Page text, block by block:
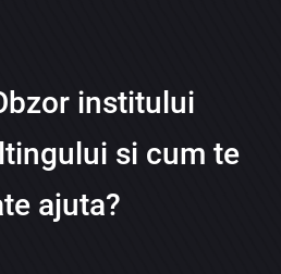
institului
si cum te
ajuta?